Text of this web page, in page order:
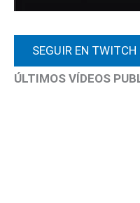
SEGUIR EN TWITCH
ÚLTIMOS VÍDEOS